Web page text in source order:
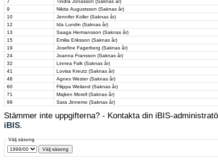
7
Tindra Jonasson (Saknas år)
9
Nikita Augustsson (Saknas år)
10
Jennifer Koller (Saknas år)
12
Ida Lundin (Saknas år)
13
Saaga Hermansson (Saknas år)
15
Emilia Eriksson (Saknas år)
19
Josefine Fagerberg (Saknas år)
24
Joanna Fransson (Saknas år)
32
Linnea Falk (Saknas år)
41
Lovisa Kreutz (Saknas år)
48
Agnes Wester (Saknas år)
60
Filippa Weiland (Saknas år)
71
Majken Morell (Saknas år)
99
Sara Jinnemo (Saknas år)
Stämmer inte uppgifterna? - Kontakta din iBIS-
iBIS.
Välj säsong